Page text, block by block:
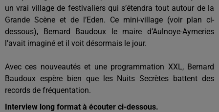
un vrai village de festivaliers qui s’étendra tout autour de la
Grande Scène et de l’Eden. Ce mini-village (voir plan ci-
dessous), Bernard Baudoux le maire d’Aulnoye-Aymeries
l’avait imaginé et il voit désormais le jour.
Avec ces nouveautés et une programmation XXL, Bernard
Baudoux espère bien que les Nuits Secrètes battent des
records de fréquentation.
Interview long format à écouter ci-dessous.